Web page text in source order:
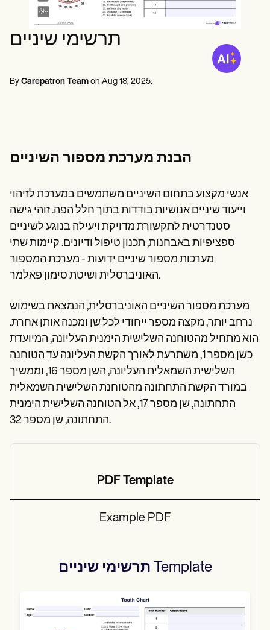
אנשי מקצוע בתחום בריאות הנפש
עובדים סוציאליים
פיזיותרפיסטים
מטפלים בעיסוי
מרפאים בעיסוק
תבניות
Procedure Codes
Superbill Template
תבנית הערות SOAP
תבנית תוכנית טיפול
Social Work Treatment Plans
DAR Note Template
Patient Visit Summary Template
Help Center
Training Hub
Webinars
Switch to Carepatron
Become a Partner
Pricing
Why Carepatron?
Login
Get started
Insurance claims
Speech therapists
Life coaches
Massage therapists
Personal trainers
תרשימי שיניים
By Carepatron Team on Aug 18, 2025.
הבנת מערכת מספור השיניים
אנשי מקצוע בתחום השיניים משתמשים במערכת לזיהוי
וייעוד שיניים אנושיות בודדות בתוך חלל הפה. זוהי גישה
סטנדרטית לתקשורת מדויקת ויעילה בנוגע לשיניים
ספציפיות באבחנות, תכנון טיפול ודיונים. קיימות שתי
מערכות מספור שיניים ידועות - מערכת המספור
האוניברסלית ושיטת סימון פאלמר.
מערכת מספור השיניים האוניברסלית, הנמצאת בשימוש
נרחב יותר, מקצה מספר ייחודי לכל שן ומכנה אותן אחרת.
הוא מתחיל מהטוחנה השלישית הימנית העליונה, המיועדת
כשן מספר 1, משתרעת לאורך הקשת העליונה עד הטוחנה
השלישית השמאלית העליונה, השן מספר 16, וממשיך
במורד הקשת התחתונה מהטוחנת השלישית השמאלית
התחתונה, שן מספר 17, אל הטוחנה השלישית הימנית
התחתונה, שן מספר 32.
PDF Template
Example PDF
תרשימי שיניים Template